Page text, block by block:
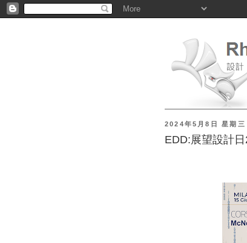
2024年5月8日 星期三
EDD:展望設計